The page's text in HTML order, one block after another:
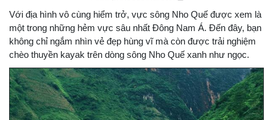
Với địa hình vô cùng hiểm trở, vực sông Nho Quế được xem là
một trong những hẻm vực sâu nhất Đông Nam Á. Đến đây, bạn
không chỉ ngắm nhìn vẻ đẹp hùng vĩ mà còn được trải nghiệm
chèo thuyền kayak trên dòng sông Nho Quế xanh như ngọc.